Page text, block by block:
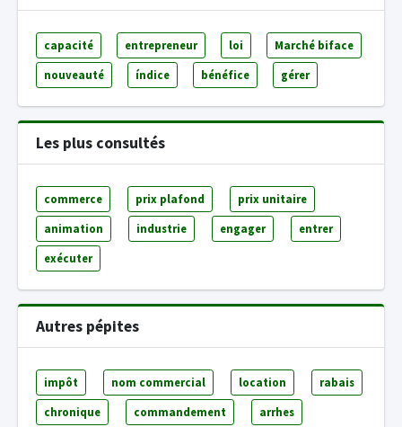
capacité entrepreneur loi Marché biface
nouveauté índice bénéfice gérer
Les plus consultés
commerce prix plafond prix unitaire
animation industrie engager entrer
exécuter
Autres pépites
impôt nom commercial location rabais
chronique commandement arrhes